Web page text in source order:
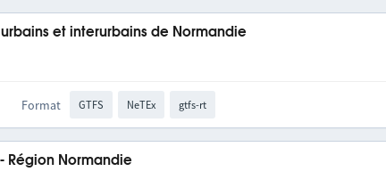
et interurbains de Normandie
Format GTFS NeTEx gtfs-rt
Région Normandie